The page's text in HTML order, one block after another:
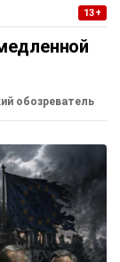
13+
обозреватель